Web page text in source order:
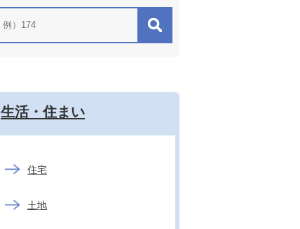
生活・住まい
住宅
土地